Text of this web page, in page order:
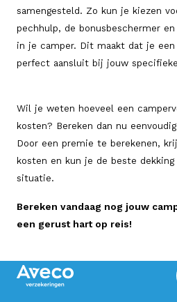
samengesteld. Zo kun je kiezen
pechhulp, de bonusbeschermer
in je camper. Dit maakt dat je
perfect aansluit bij jouw
Wil je weten hoeveel een
kosten? Bereken dan nu
Door een premie te berekenen,
kosten en kun je de beste
situatie.
Bereken vandaag nog jouw
een gerust hart op reis!